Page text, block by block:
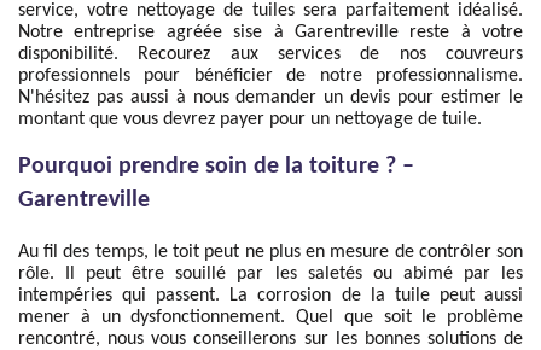
service, votre nettoyage de tuiles sera parfaitement idéalisé.
Notre entreprise agréée sise à Garentreville reste à votre
disponibilité. Recourez aux services de nos couvreurs
professionnels pour bénéficier de notre professionnalisme.
N'hésitez pas aussi à nous demander un devis pour estimer le
montant que vous devrez payer pour un nettoyage de tuile.
Pourquoi prendre soin de la toiture ? –
Garentreville
Au fil des temps, le toit peut ne plus en mesure de contrôler son
rôle. Il peut être souillé par les saletés ou abimé par les
intempéries qui passent. La corrosion de la tuile peut aussi
mener à un dysfonctionnement. Quel que soit le problème
rencontré, nous vous conseillerons sur les bonnes solutions de